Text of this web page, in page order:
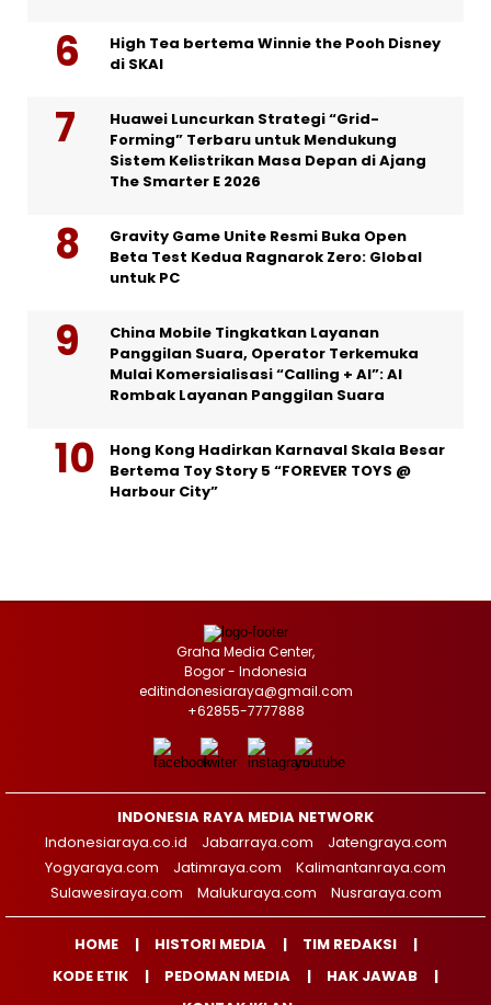
High Tea bertema Winnie the Pooh Disney
di SKAI
Huawei Luncurkan Strategi “Grid-
Forming” Terbaru untuk Mendukung
Sistem Kelistrikan Masa Depan di Ajang
The Smarter E 2026
Gravity Game Unite Resmi Buka Open
Beta Test Kedua Ragnarok Zero: Global
untuk PC
China Mobile Tingkatkan Layanan
Panggilan Suara, Operator Terkemuka
Mulai Komersialisasi “Calling + AI”: AI
Rombak Layanan Panggilan Suara
Hong Kong Hadirkan Karnaval Skala Besar
Bertema Toy Story 5 “FOREVER TOYS @
Harbour City”
Graha Media Center,
Bogor - Indonesia
editindonesiaraya@gmail.com
+62855-7777888
INDONESIA RAYA MEDIA NETWORK
Indonesiaraya.co.id
Jabarraya.com
Jatengraya.com
Yogyaraya.com
Jatimraya.com
Kalimantanraya.com
Sulawesiraya.com
Malukuraya.com Nusraraya.com
HOME HISTORI MEDIA
TIM REDAKSI
KODE ETIK
PEDOMAN MEDIA
HAK JAWAB